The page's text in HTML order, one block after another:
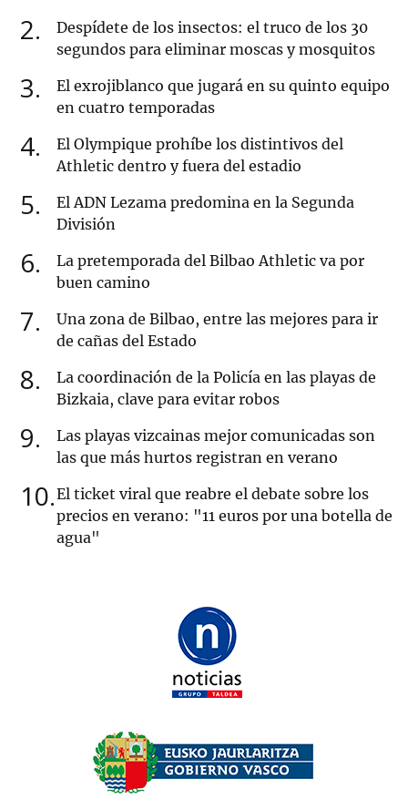
2
Despídete de los insectos: el truco de los 30
segundos para eliminar moscas y mosquitos
3
El exrojiblanco que jugará en su quinto equipo
en cuatro temporadas
4
El Olympique prohíbe los distintivos del
Athletic dentro y fuera del estadio
5
El ADN Lezama predomina en la Segunda
División
6
La pretemporada del Bilbao Athletic va por
buen camino
7
Una zona de Bilbao, entre las mejores para ir
de cañas del Estado
8
La coordinación de la Policía en las playas de
Bizkaia, clave para evitar robos
9
Las playas vizcainas mejor comunicadas son
las que más hurtos registran en verano
10 El ticket viral que reabre el debate sobre los
precios en verano: "11 euros por una botella de
agua"